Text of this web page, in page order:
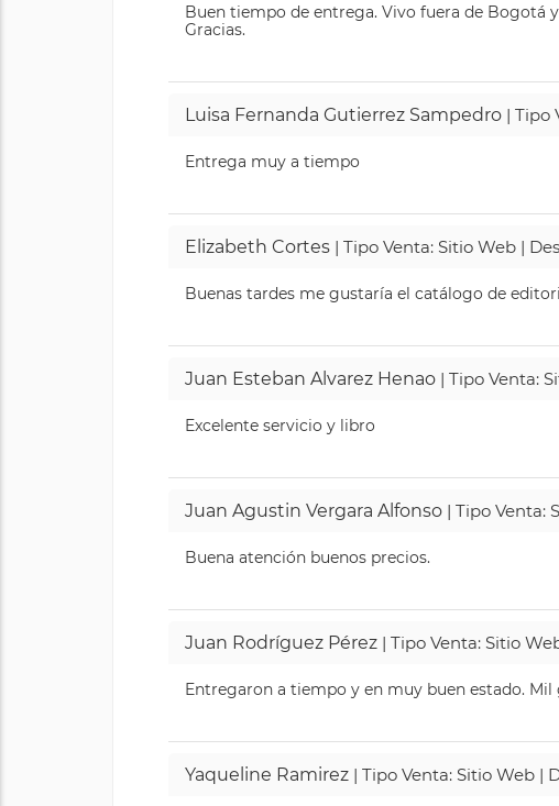
Buen tiempo de entrega. Vivo fuera de Bogotá
Gracias.
Luisa Fernanda Gutierrez Sampedro | Tipo
Entrega muy a tiempo
Elizabeth Cortes | Tipo Venta: Sitio Web |
Buenas tardes me gustaría el catálogo de
Juan Esteban Alvarez Henao | Tipo Venta:
Excelente servicio y libro
Juan Agustin Vergara Alfonso | Tipo Venta:
Buena atención buenos precios.
Juan Rodríguez Pérez | Tipo Venta: Sitio
Entregaron a tiempo y en muy buen estado. Mil
Yaqueline Ramirez | Tipo Venta: Sitio Web |